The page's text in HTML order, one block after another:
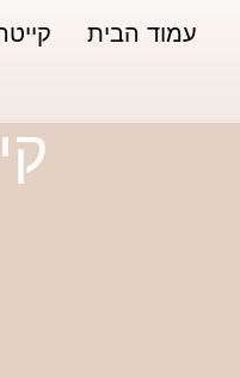
עמוד הבית